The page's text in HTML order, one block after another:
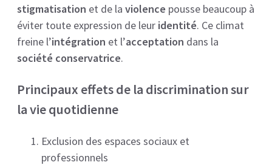
stigmatisation et de la violence pousse beaucoup à
éviter toute expression de leur identité. Ce climat
freine l’intégration et l’acceptation dans la
société conservatrice.
Principaux effets de la discrimination sur
la vie quotidienne
Exclusion des espaces sociaux et
professionnels